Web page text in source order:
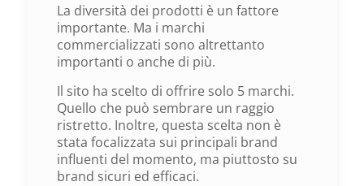
La diversità dei prodotti è un fattore
importante. Ma i marchi
commercializzati sono altrettanto
importanti o anche di più.
Il sito ha scelto di offrire solo 5 marchi.
Quello che può sembrare un raggio
ristretto. Inoltre, questa scelta non è
stata focalizzata sui principali brand
influenti del momento, ma piuttosto su
brand sicuri ed efficaci.